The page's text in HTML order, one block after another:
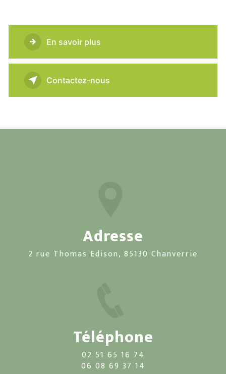
En savoir plus
Contactez-nous
Adresse
2 rue Thomas Edison, 85130 Chanverrie
Téléphone
02 51 65 16 74
06 08 69 37 14